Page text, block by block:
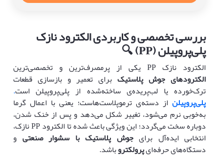
بررسی تخصصی و کاربردی الکترود نازک
پلی‌پروپیلن(PP)
🔍
الکترود نازک PP یکی از پرمصرف‌ترین و تخصصی‌ترین
الکترودهای جوش پلاستیک برای تعمیر و بازسازی قطعات
ترک‌خورده یا لب‌پریده‌ی ساخته‌شده از پلی‌پروپیلن است.
پلی‌پروپیلن از دسته‌ی ترموپلاست‌هاست؛ یعنی با اعمال گرما
به‌خوبی نرم می‌شود، تغییر شکل می‌دهد و پس از خنک شدن،
دوباره سخت می‌گردد؛ این ویژگی باعث شده تا الکترود PP نازک،
انتخابی ایده‌آل برایجوش‌ پلاستیک با سشوار صنعتی و
دستگاه‌های حرفه‌ایپرولکتروباشد.